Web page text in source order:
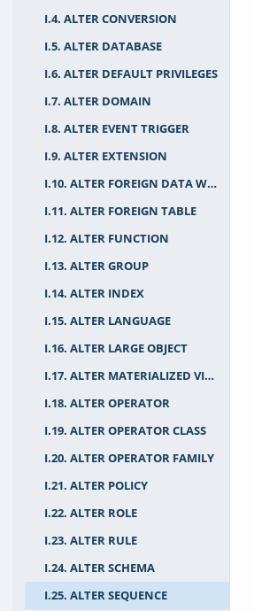
I.4. ALTER CONVERSION
I.5. ALTER DATABASE
I.6. ALTER DEFAULT PRIVILEGES
I.7. ALTER DOMAIN
I.8. ALTER EVENT TRIGGER
I.9. ALTER EXTENSION
I.10. ALTER FOREIGN DATA WRAPPER
I.11. ALTER FOREIGN TABLE
I.12. ALTER FUNCTION
I.13. ALTER GROUP
I.14. ALTER INDEX
I.15. ALTER LANGUAGE
I.16. ALTER LARGE OBJECT
I.17. ALTER MATERIALIZED VIEW
I.18. ALTER OPERATOR
I.19. ALTER OPERATOR CLASS
I.20. ALTER OPERATOR FAMILY
I.21. ALTER POLICY
I.22. ALTER ROLE
I.23. ALTER RULE
I.24. ALTER SCHEMA
I.25. ALTER SEQUENCE